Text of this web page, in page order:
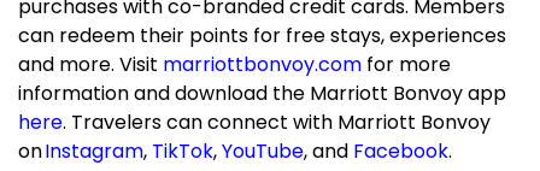
purchases with co-branded credit cards. Members
can redeem their points for free stays, experiences
and more. Visit marriottbonvoy.com for more
information and download the Marriott Bonvoy app
here. Travelers can connect with Marriott Bonvoy
onInstagram, TikTok,YouTube, and Facebook.